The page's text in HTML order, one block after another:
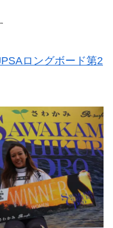
ロングボード第2